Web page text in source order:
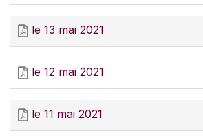
le 13 mai 2021
le 12 mai 2021
le 11 mai 2021